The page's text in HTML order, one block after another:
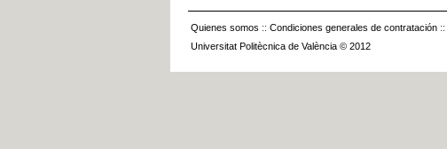
Quienes somos :: Condiciones generales de contratación ::
Universitat Politècnica de València © 2012